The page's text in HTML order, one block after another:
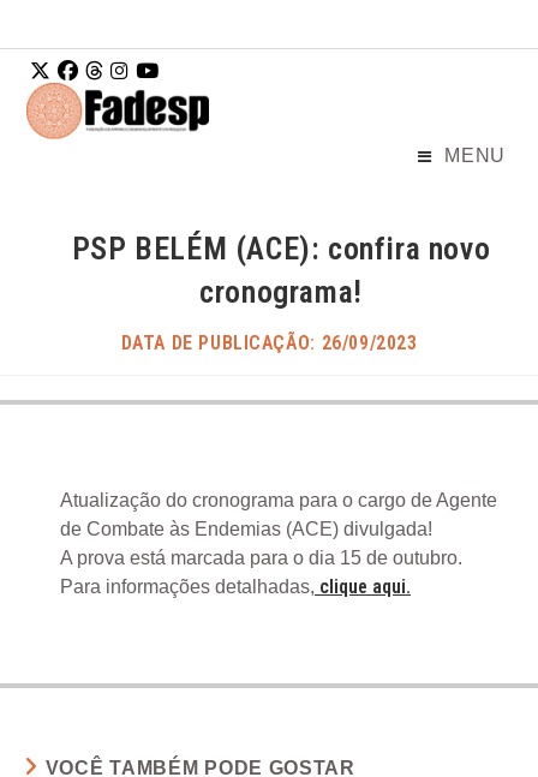
conteúdo
MENU
PSP BELÉM (ACE): confira novo
cronograma!
DATA DE PUBLICAÇÃO: 26/09/2023
Atualização do cronograma para o cargo de Agente
de Combate às Endemias (ACE) divulgada!
A prova está marcada para o dia 15 de outubro.
Para informações detalhadas, clique aqui.
VOCÊ TAMBÉM PODE GOSTAR